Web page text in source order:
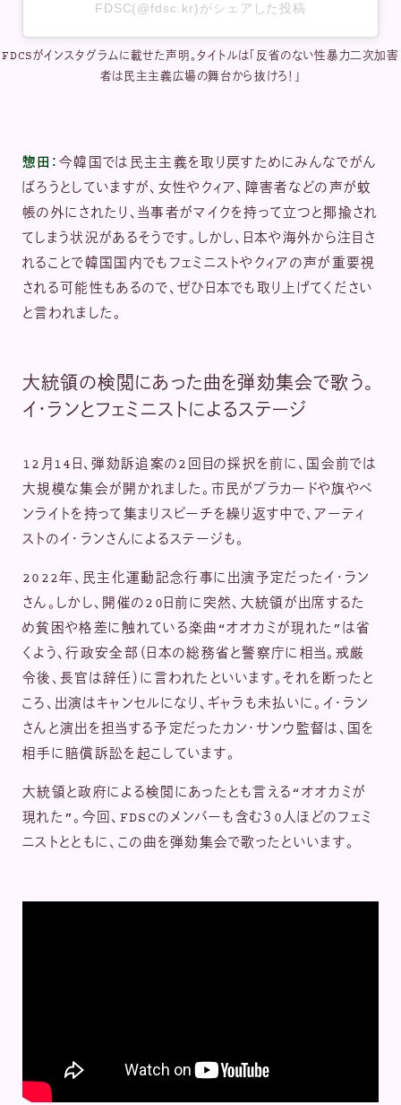
FDSC(@fdsc.kr)がシェアした投稿
FDCSがインスタグラムに載せた声明。タイトルは「反省のない性暴力二次加害
者は民主主義広場の舞台から抜けろ！」
惣田：今韓国では民主主義を取り戻すためにみんなでがん
ばろうとしていますが、女性やクィア、障害者などの声が蚊
帳の外にされたり、当事者がマイクを持って立つと揶揄され
てしまう状況があるそうです。しかし、日本や海外から注目さ
れることで韓国国内でもフェミニストやクィアの声が重要視
される可能性もあるので、ぜひ日本でも取り上げてください
と言われました。
大統領の検閲にあった曲を弾劾集会で歌う。
イ・ランとフェミニストによるステージ
12月14日、弾劾訴追案の2回目の採択を前に、国会前では
大規模な集会が開かれました。市民がプラカードや旗やペ
ンライトを持って集まりスピーチを繰り返す中で、アーティ
ストのイ・ランさんによるステージも。
2022年、民主化運動記念行事に出演予定だったイ・ラン
さん。しかし、開催の20日前に突然、大統領が出席するた
め貧困や格差に触れている楽曲“オオカミが現れた”は省
くよう、行政安全部（日本の総務省と警察庁に相当。戒厳
令後、長官は辞任）に言われたといいます。それを断ったと
ころ、出演はキャンセルになり、ギャラも未払いに。イ・ラン
さんと演出を担当する予定だったカン・サンウ監督は、国を
相手に賠償訴訟を起こしています。
大統領と政府による検閲にあったとも言える“オオカミが
現れた”。今回、FDSCのメンバーも含む３0人ほどのフェミ
ニストとともに、この曲を弾劾集会で歌ったといいます。